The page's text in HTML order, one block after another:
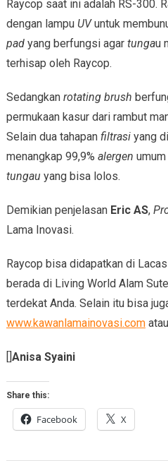
Raycop saat ini adalah RS-300.
dengan lampu UVuntuk
padyang berfungsi agar tungau
terhisap oleh Raycop.
Sedangkanrotating brush
permukaan kasur dari rambut
Selain dua tahapanfiltrasiyang
menangkap 99,9% alergen
tungau yang bisa lolos.
Demikian penjelasan Eric AS,
Lama Inovasi.
Raycop bisa didapatkan di
berada di Living World Alam
terdekat Anda. Selain itu bisa
www.kawanlamainovasi.comatau
Anisa Syaini
Share this:
Facebook X